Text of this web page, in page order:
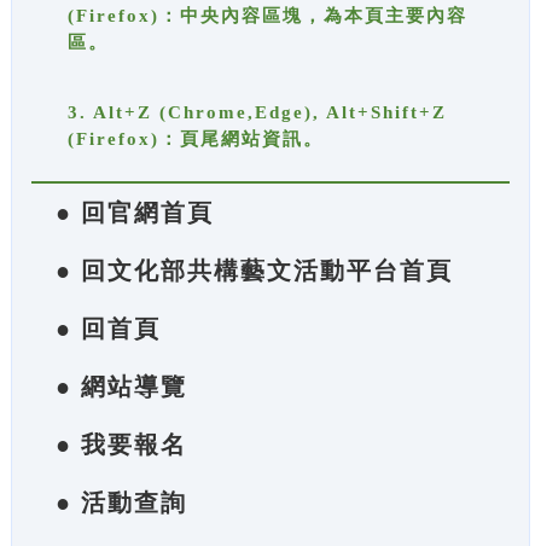
(Firefox)：中央內容區塊，為本頁主要內容
區。
3. Alt+Z (Chrome,Edge), Alt+Shift+Z
(Firefox)：頁尾網站資訊。
● 回官網首頁
● 回文化部共構藝文活動平台首頁
● 回首頁
● 網站導覽
● 我要報名
● 活動查詢